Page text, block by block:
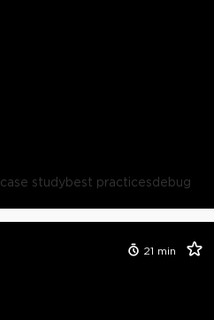
case studybest practicesdebug
21 min